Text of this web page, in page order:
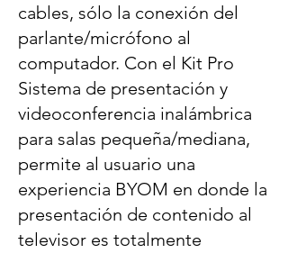
cables, sólo la conexión del
parlante/micrófono al
computador. Con el Kit Pro
Sistema de presentación y
videoconferencia inalámbrica
para salas pequeña/mediana,
permite al usuario una
experiencia BYOM en donde la
presentación de contenido al
televisor es totalmente